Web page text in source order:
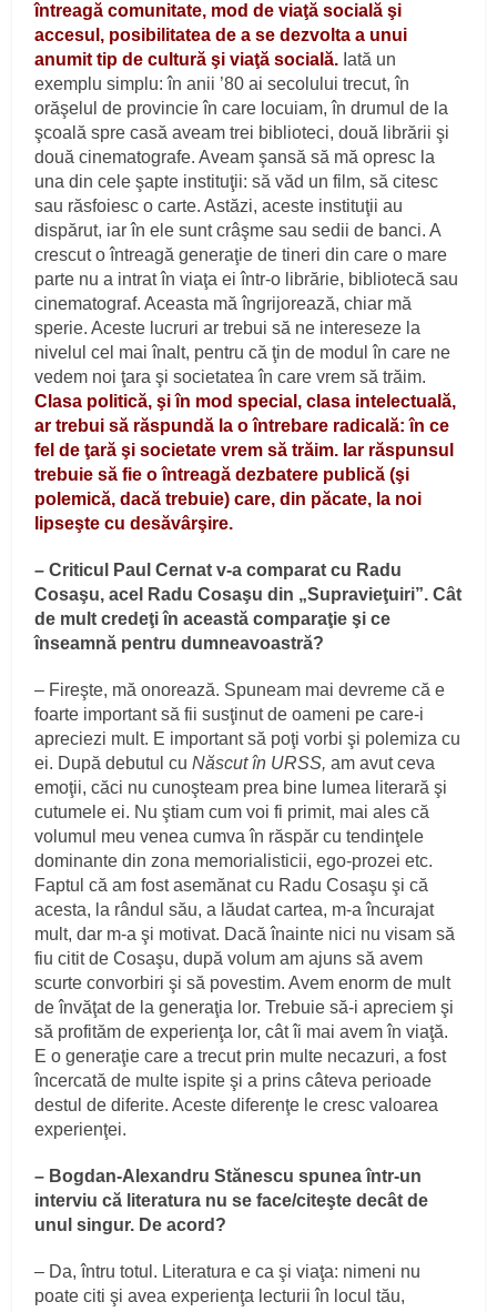
întreagă comunitate, mod de viaţă socială şi
accesul, posibilitatea de a se dezvolta a unui
anumit tip de cultură şi viaţă socială. Iată un
exemplu simplu: în anii ’80 ai secolului trecut, în
orăşelul de provincie în care locuiam, în drumul de la
şcoală spre casă aveam trei biblioteci, două librării şi
două cinematografe. Aveam şansă să mă opresc la
una din cele şapte instituţii: să văd un film, să citesc
sau răsfoiesc o carte. Astăzi, aceste instituţii au
dispărut, iar în ele sunt crâşme sau sedii de banci. A
crescut o întreagă generaţie de tineri din care o mare
parte nu a intrat în viaţa ei într-o librărie, bibliotecă sau
cinematograf. Aceasta mă îngrijorează, chiar mă
sperie. Aceste lucruri ar trebui să ne intereseze la
nivelul cel mai înalt, pentru că ţin de modul în care ne
vedem noi ţara şi societatea în care vrem să trăim.
Clasa politică, şi în mod special, clasa intelectuală,
ar trebui să răspundă la o întrebare radicală: în ce
fel de ţară şi societate vrem să trăim. Iar răspunsul
trebuie să fie o întreagă dezbatere publică (şi
polemică, dacă trebuie) care, din păcate, la noi
lipseşte cu desăvârşire.
– Criticul Paul Cernat v-a comparat cu Radu
Cosaşu, acel Radu Cosaşu din „Supravieţuiri”. Cât
de mult credeţi în această comparaţie şi ce
înseamnă pentru dumneavoastră?
– Fireşte, mă onorează. Spuneam mai devreme că e
foarte important să fii susţinut de oameni pe care-i
apreciezi mult. E important să poţi vorbi şi polemiza cu
ei. După debutul cuNăscut în URSS, am avut ceva
emoţii, căci nu cunoşteam prea bine lumea literară şi
cutumele ei. Nu ştiam cum voi fi primit, mai ales că
volumul meu venea cumva în răspăr cu tendinţele
dominante din zona memorialisticii, ego-prozei etc.
Faptul că am fost asemănat cu Radu Cosaşu şi că
acesta, la rândul său, a lăudat cartea, m-a încurajat
mult, dar m-a şi motivat. Dacă înainte nici nu visam să
fiu citit de Cosaşu, după volum am ajuns să avem
scurte convorbiri şi să povestim. Avem enorm de mult
de învăţat de la generaţia lor. Trebuie să-i apreciem şi
să profităm de experienţa lor, cât îi mai avem în viaţă.
E o generaţie care a trecut prin multe necazuri, a fost
încercată de multe ispite şi a prins câteva perioade
destul de diferite. Aceste diferenţe le cresc valoarea
experienţei.
– Bogdan-Alexandru Stănescu spunea într-un
interviu că literatura nu se face/citeşte decât de
unul singur. De acord?
– Da, întru totul. Literatura e ca şi viaţa: nimeni nu
poate citi şi avea experienţa lecturii în locul tău,